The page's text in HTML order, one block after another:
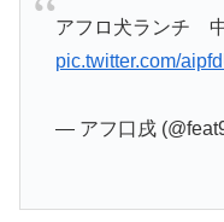
アフロ犬ランチ
pic.twitter.com/
— アフ口戌